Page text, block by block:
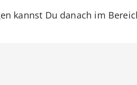
kannst Du danach im